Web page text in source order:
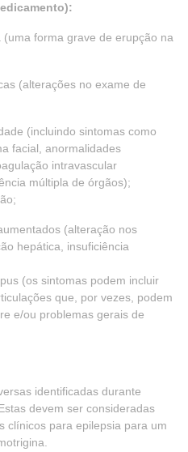
forma grave de erupção na
(alterações no exame de
(incluindo sintomas como
facial, anormalidades
intravascular
múltipla de órgãos);
(alteração nos
hepática, insuficiência
(os sintomas podem incluir
que, por vezes, podem
e/ou problemas gerais de
identificadas durante
devem ser consideradas
clínicos para epilepsia para um